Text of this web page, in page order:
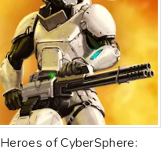
Heroes of CyberSphere: